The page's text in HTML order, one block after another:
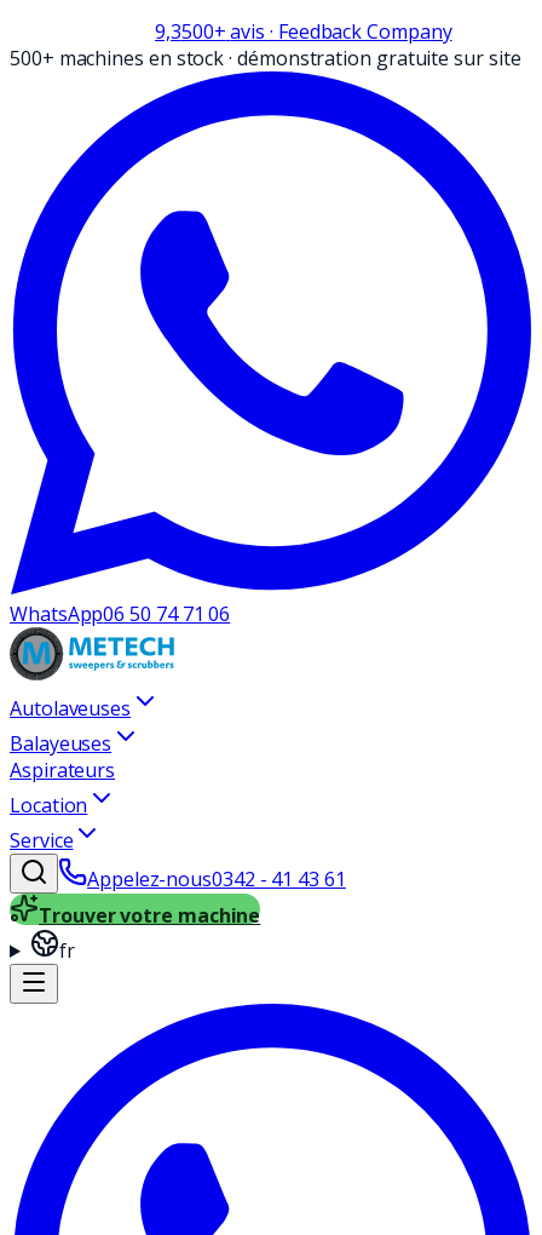
9,3500+avis · Feedback Company
500+ machines en stock·démonstration gratuite sur site
WhatsApp06 50 74 71 06
Autolaveuses
Balayeuses
Aspirateurs
Location
Service
Appelez-nous0342 - 41 43 61
Trouver votre machine
fr